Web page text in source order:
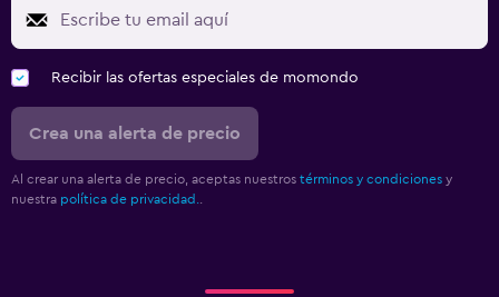
Recibir las ofertas especiales de momondo
Crea una alerta de precio
Al crear una alerta de precio, aceptas nuestros términos y condiciones y
nuestra política de privacidad.